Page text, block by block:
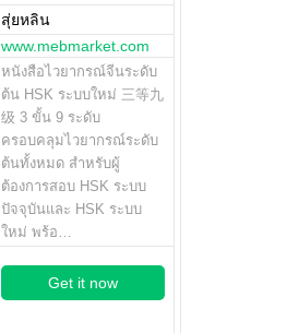
สุ่ยหลิน
www.mebmarket.com
หนังสือไวยากรณ์จีนระดับ
ต้น HSK ระบบใหม่ 三等九
级 3 ขั้น 9 ระดับ
ครอบคลุมไวยากรณ์ระดับ
ต้นทั้งหมด สำหรับผู้
ต้องการสอบ HSK ระบบ
ปัจจุบันและ HSK ระบบ
ใหม่ พร้อ…
Get it now